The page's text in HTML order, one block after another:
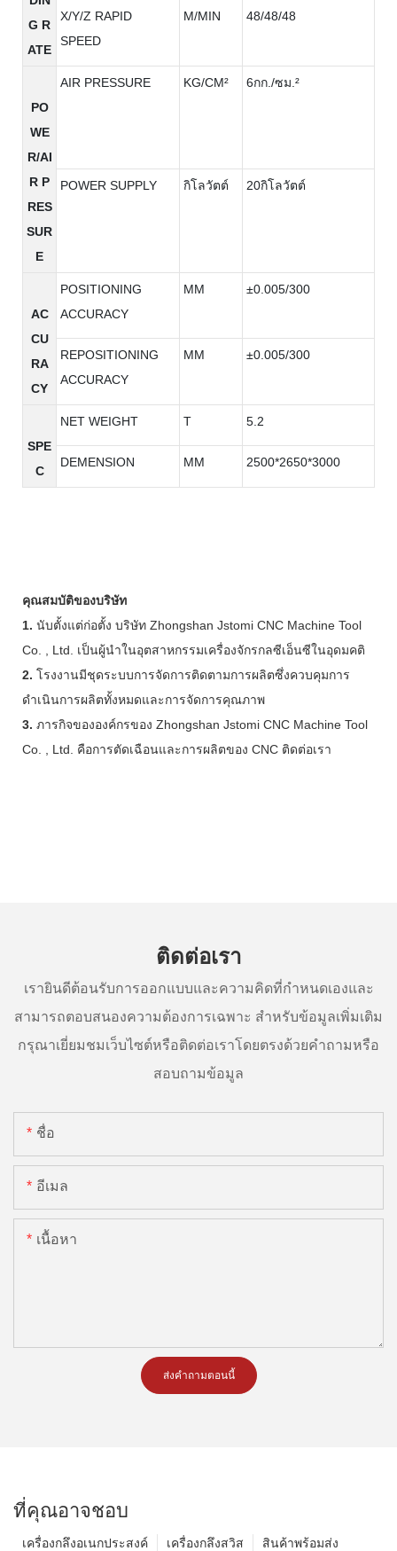
G R
ATE
X/Y/Z RAPID
SPEED
M/MIN 48/48/48
PO
WE
R/AI
R P
RES
SUR
E
AIR PRESSURE KG/CM² 6กก./ซม.²
POWER SUPPLY กิโลวัตต์ 20กิโลวัตต์
AC
CU
RA
CY
POSITIONING
ACCURACY
MM ±0.005/300
REPOSITIONING
ACCURACY
MM ±0.005/300
SPE
C
NET WEIGHT T 5.2
DEMENSION MM 2500*2650*3000
คุณสมบัติของบริษัท
1. นับตั้งแต่ก่อตั้ง บริษัท Zhongshan Jstomi CNC Machine Tool
Co. , Ltd. เป็นผู้นำในอุตสาหกรรมเครื่องจักรกลซีเอ็นซีในอุดมคติ
2. โรงงานมีชุดระบบการจัดการติดตามการผลิตซึ่งควบคุมการ
ดำเนินการผลิตทั้งหมดและการจัดการคุณภาพ
3. ภารกิจขององค์กรของ Zhongshan Jstomi CNC Machine Tool
Co. , Ltd. คือการตัดเฉือนและการผลิตของ CNC ติดต่อเรา
ติดต่อเรา
เรายินดีต้อนรับการออกแบบและความคิดที่กำหนดเองและ
สามารถตอบสนองความต้องการเฉพาะ สำหรับข้อมูลเพิ่มเติม
กรุณาเยี่ยมชมเว็บไซต์หรือติดต่อเราโดยตรงด้วยคำถามหรือ
สอบถามข้อมูล
ชื่อ
อีเมล
เนื้อหา
ส่งคำถามตอนนี้
ที่คุณอาจชอบ
สินค้าพร้อมส่ง
เครื่องกลึงสวิส
เครื่องกลึงอเนกประสงค์